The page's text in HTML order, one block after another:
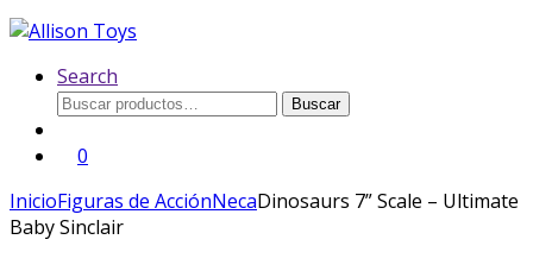
Search
Buscar
Buscar
0
InicioFiguras de AcciónNecaDinosaurs 7” Scale – Ultimate
Baby Sinclair